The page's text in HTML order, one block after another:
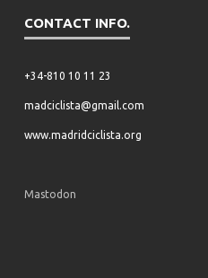
CONTACT INFO.
+34-810 10 11 23
madciclista@gmail.com
www.madridciclista.org
Mastodon